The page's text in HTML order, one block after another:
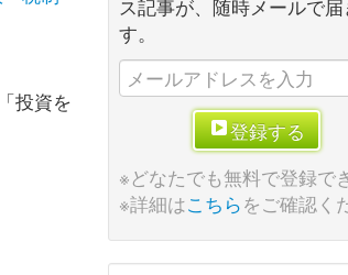
投資を
ス記事が、随時メールで届
す。
登録する
※どなたでも無料で登録で
※詳細はこちらをご確認く